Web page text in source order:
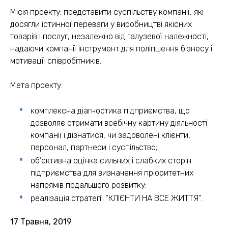
Місія проекту: представити суспільству компанії, які
досягли істинної переваги у виробництві якісних
товарів і послуг, незалежно від галузевої належності,
надаючи компанії інструмент для поліпшення бізнесу і
мотивації співробітників.
Мета проекту:
комплексна діагностика підприємства, що
дозволяє отримати всебічну картину діяльності
компанії і дізнатися, чи задоволені клієнти,
персонал, партнери і суспільство;
об’єктивна оцінка сильних і слабких сторін
підприємства для визначення пріоритетних
напрямів подальшого розвитку;
реалізація стратегії “КЛІЄНТИ НА ВСЕ ЖИТТЯ”.
17 Травня, 2019